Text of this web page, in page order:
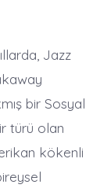
Jazz
bir Sosyal
türü olan
kökenli